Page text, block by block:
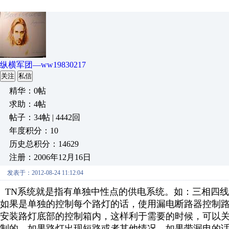
纵横军团—ww19830217
关注 私信
精华：0帖
求助：4帖
帖子：34帖 | 4442回
年度积分：10
历史总积分：14629
注册：2006年12月16日
发表于：2012-08-24 11:12:04
TN系统就是指有单独中性点的供电系统。如：三相四
如果是单独的控制每个路灯的话，使用漏电断路器控制
安装路灯底部的控制箱内，这样利于需要的时候，可以